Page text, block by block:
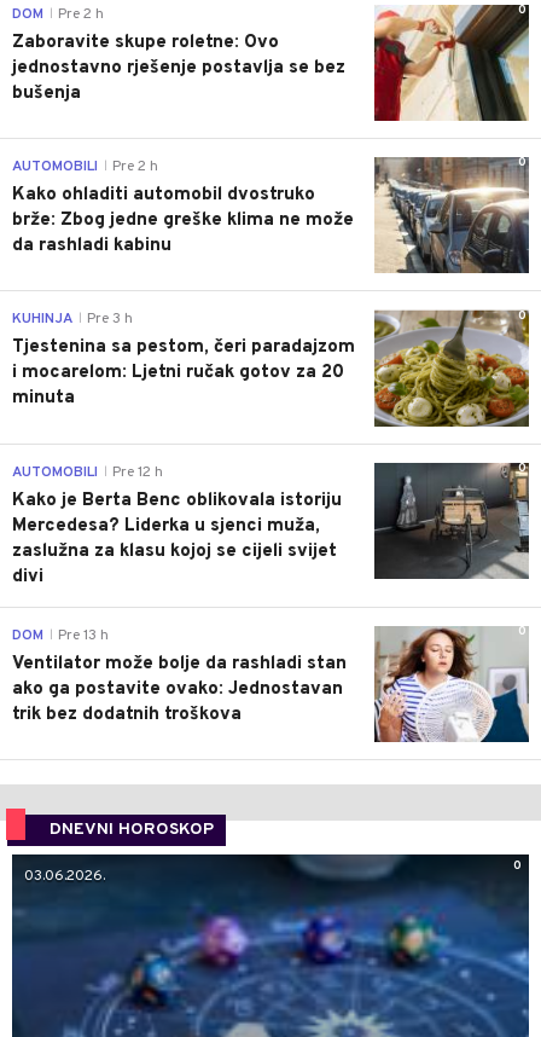
0
DOM Pre 2 h
Zaboravite skupe roletne: Ovo
jednostavno rješenje postavlja se bez
bušenja
0
AUTOMOBILI Pre 2 h
Kako ohladiti automobil dvostruko
brže: Zbog jedne greške klima ne može
da rashladi kabinu
0
KUHINJA Pre 3 h
Tjestenina sa pestom, čeri paradajzom
i mocarelom: Ljetni ručak gotov za 20
minuta
0
AUTOMOBILI Pre 12 h
Kako je Berta Benc oblikovala istoriju
Mercedesa? Liderka u sjenci muža,
zaslužna za klasu kojoj se cijeli svijet
divi
0
DOM Pre 13 h
Ventilator može bolje da rashladi stan
ako ga postavite ovako: Jednostavan
trik bez dodatnih troškova
DNEVNI HOROSKOP
0
03.06.2026.